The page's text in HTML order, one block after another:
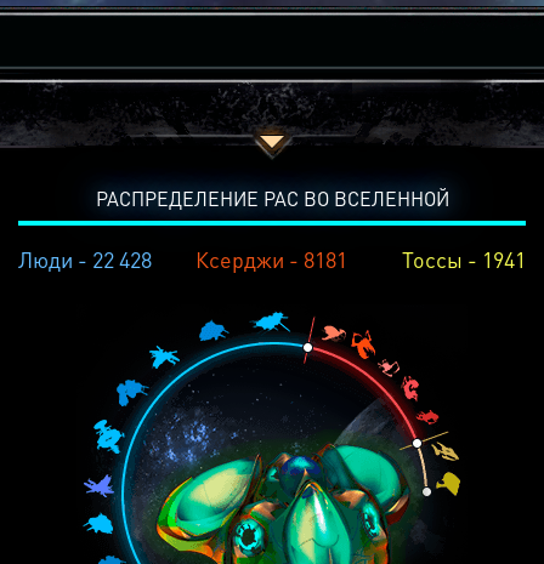
РАСПРЕДЕЛЕНИЕ РАС ВО ВСЕЛЕННОЙ
Люди - 22 428 Ксерджи - 8181 Тоссы - 1941